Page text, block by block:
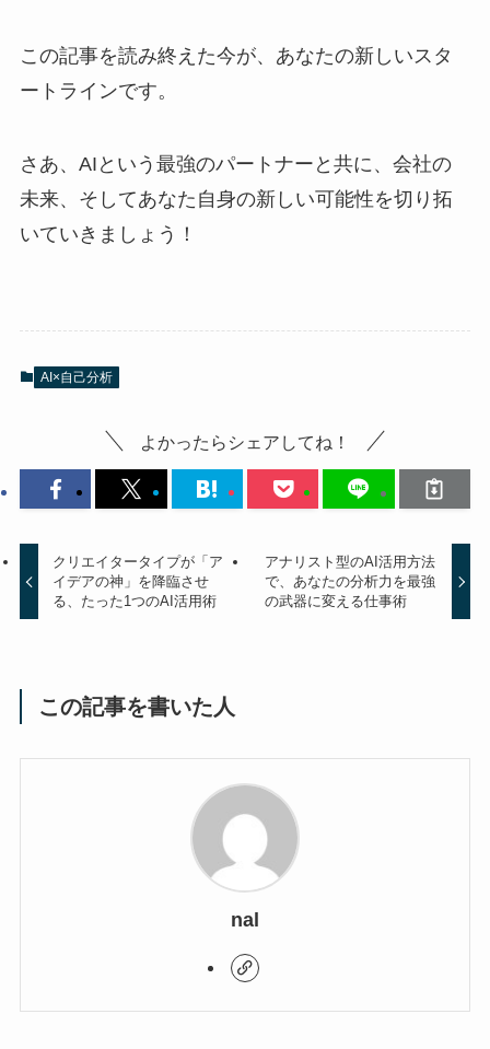
この記事を読み終えた今が、あなたの新しいスタ
ートラインです。
さあ、AIという最強のパートナーと共に、会社の
未来、そしてあなた自身の新しい可能性を切り拓
いていきましょう！
AI×自己分析
よかったらシェアしてね！
クリエイタータイプが「ア
イデアの神」を降臨させ
る、たった1つのAI活用術
アナリスト型のAI活用方法
で、あなたの分析力を最強
の武器に変える仕事術
この記事を書いた人
nal